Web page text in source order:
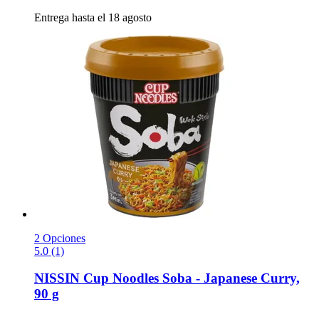
Entrega hasta el 18 agosto
2 Opciones
5.0 (1)
NISSIN Cup Noodles Soba -​ Japanese Curry,
90 g